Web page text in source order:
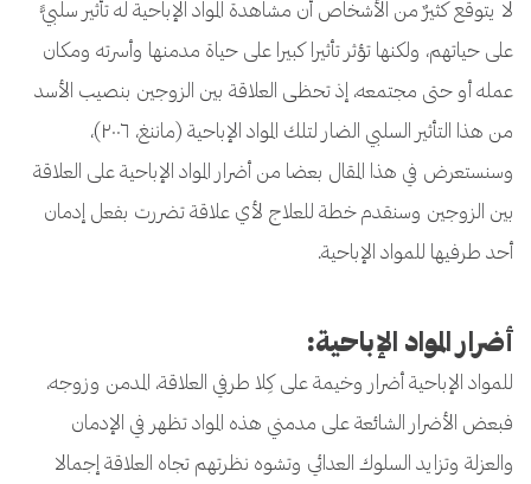
لا يتوقع كثيرٌ من الأشخاص أن مشاهدة المواد الإباحية له تأثير سلبيًّ
على حياتهم، ولكنها تؤثر تأثيرا كبيرا على حياة مدمنها وأسرته ومكان
عمله أو حتى مجتمعه، إذ تحظى العلاقة بين الزوجين بنصيب الأسد
من هذا التأثير السلبي الضار لتلك المواد الإباحية (ماننغ، ٢٠٠٦)،
وسنستعرض في هذا المقال بعضا من أضرار المواد الإباحية على العلاقة
بين الزوجين وسنقدم خطة للعلاج لأي علاقة تضررت بفعل إدمان
أحد طرفيها للمواد الإباحية.
أضرار المواد الإباحية:
للمواد الإباحية أضرار وخيمة على كِلا طرفي العلاقة، المدمن وزوجه،
فبعض الأضرار الشائعة على مدمني هذه المواد تظهر في الإدمان
والعزلة وتزايد السلوك العدائي وتشوه نظرتهم تجاه العلاقة إجمالا